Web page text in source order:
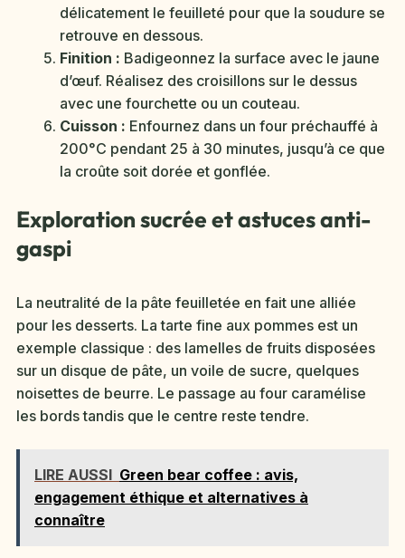
délicatement le feuilleté pour que la soudure se
retrouve en dessous.
Finition : Badigeonnez la surface avec le jaune
d’œuf. Réalisez des croisillons sur le dessus
avec une fourchette ou un couteau.
Cuisson : Enfournez dans un four préchauffé à
200°C pendant 25 à 30 minutes, jusqu’à ce que
la croûte soit dorée et gonflée.
Exploration sucrée et astuces anti-
gaspi
La neutralité de la pâte feuilletée en fait une alliée
pour les desserts. La tarte fine aux pommes est un
exemple classique : des lamelles de fruits disposées
sur un disque de pâte, un voile de sucre, quelques
noisettes de beurre. Le passage au four caramélise
les bords tandis que le centre reste tendre.
LIRE AUSSI Green bear coffee : avis,
engagement éthique et alternatives à
connaître